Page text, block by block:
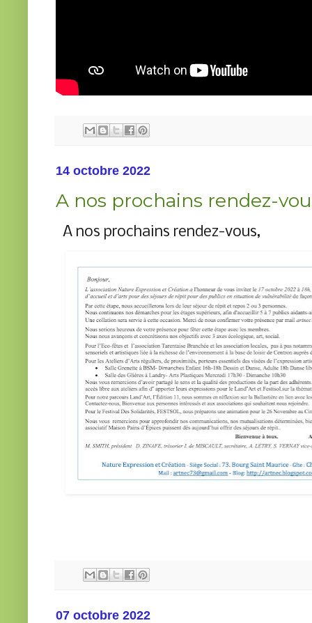
14 octobre 2022
A nos prochains rendez-
A nos prochains rendez-vous,
07 octobre 2022